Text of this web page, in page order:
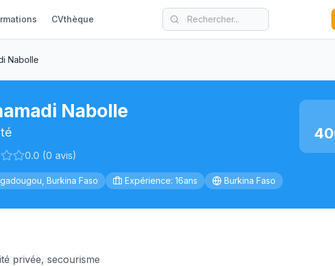
CVthèque
Nabolle
Nabolle
0.0 (0 avis)
Burkina Faso Expérience: 16ans Burkina Faso
privée, secourisme